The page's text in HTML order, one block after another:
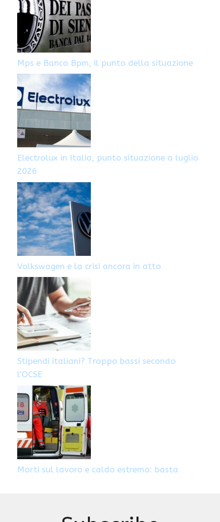
Mps e Banco Bpm, il punto della situazione
Electrolux in Italia, punto situazione a luglio
2026
Volkswagen e la crisi ancora in atto
Stipendi italiani? Troppo bassi secondo
l’OCSE
Morti sul lavoro e caldo estremo: basta